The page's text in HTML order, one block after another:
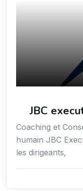
JBC
Coaching et
humain JBC
les dirigeants,